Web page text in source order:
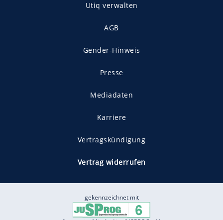
Utiq verwalten
AGB
Gender-Hinweis
Presse
Mediadaten
Karriere
Vertragskündigung
Vertrag widerrufen
gekennzeichnet mit